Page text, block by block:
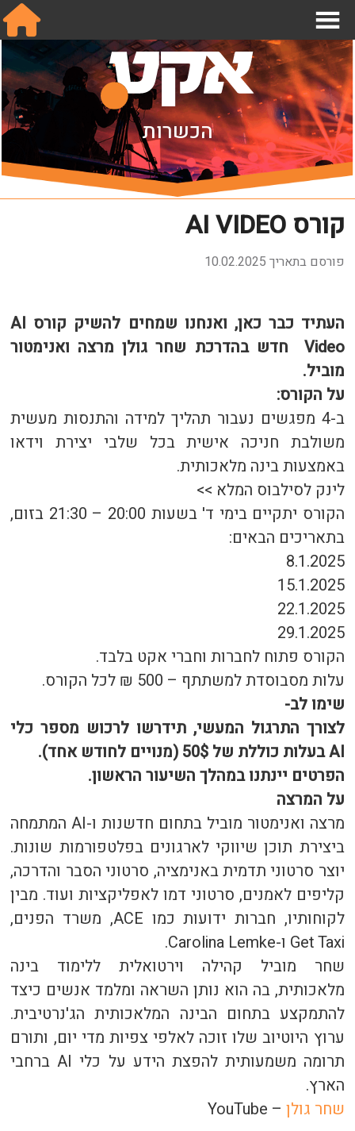
אודות
מחלקות
תנאי עבודה בהפקות
שכר והסכמים
מידע לחבר.ה
הצטרפו אלינו
English
הכשרות
קורס AI VIDEO
פורסם בתאריך 10.02.2025
העתיד כבר כאן, ואנחנו שמחים להשיק קורס AI
Video חדש בהדרכת שחר גולן מרצה ואנימטור
מוביל.
על הקורס:
ב-4 מפגשים נעבור תהליך למידה והתנסות מעשית
משולבת חניכה אישית בכל שלבי יצירת וידאו
באמצעות בינה מלאכותית.
לינק לסילבוס המלא >>
הקורס יתקיים בימי ד' בשעות 20:00 – 21:30 בזום,
בתאריכים הבאים:
8.1.2025
15.1.2025
22.1.2025
29.1.2025
הקורס פתוח לחברות וחברי אקט בלבד.
עלות מסבוסדת למשתתף – 500 ₪ לכל הקורס.
שימו לב-
לצורך התרגול המעשי, תידרשו לרכוש מספר כלי
AI בעלות כוללת של 50$ (מנויים לחודש אחד).
הפרטים יינתנו במהלך השיעור הראשון.
על המרצה
מרצה ואנימטור מוביל בתחום חדשנות ו-AI המתמחה
ביצירת תוכן שיווקי לארגונים בפלטפורמות שונות.
יוצר סרטוני תדמית באנימציה, סרטוני הסבר והדרכה,
קליפים לאמנים, סרטוני דמו לאפליקציות ועוד. מבין
לקוחותיו, חברות ידועות כמו ACE, משרד הפנים,
Get Taxi ו-Carolina Lemke.
שחר מוביל קהילה וירטואלית ללימוד בינה
מלאכותית, בה הוא נותן השראה ומלמד אנשים כיצד
להתמקצע בתחום הבינה המלאכותית הג'נרטיבית.
ערוץ היוטיוב שלו זוכה לאלפי צפיות מדי יום, ותורם
תרומה משמעותית להפצת הידע על כלי AI ברחבי
הארץ.
שחר גולן – YouTube